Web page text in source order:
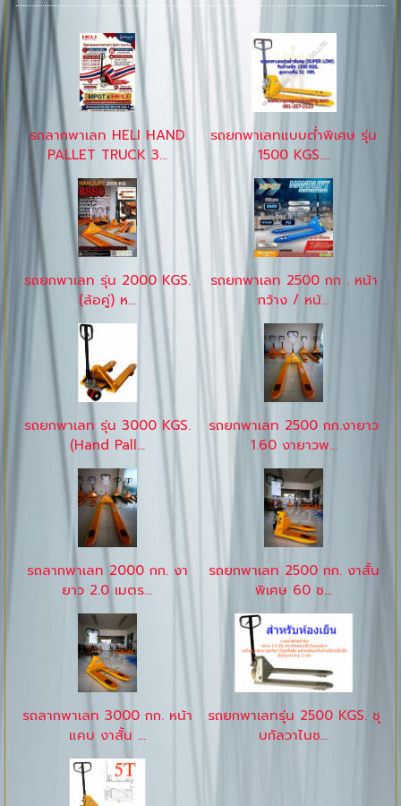
รถลากพาเลท HELI HAND
PALLET TRUCK 3...
รถยกพาเลทแบบต่ำพิเศษ รุ่น
1500 KGS....
รถยกพาเลท รุ่น 2000 KGS.
(ล้อคู่) ห...
รถยกพาเลท 2500 กก . หน้า
กว้าง / หน้...
รถยกพาเลท รุ่น 3000 KGS.
(Hand Pall...
รถยกพาเลท 2500 กก.งายาว
1.60 งายาวพ...
รถลากพาเลท 2000 กก. งา
ยาว 2.0 เมตร...
รถยกพาเลท 2500 กก. งาสั้น
พิเศษ 60 ซ...
รถลากพาเลท 3000 กก. หน้า
แคบ งาสั้น ...
รถยกพาเลทรุ่น 2500 KGS. ชุ
บกัลวาไนซ...